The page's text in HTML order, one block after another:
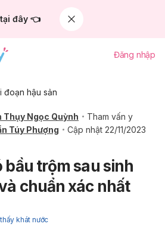
đây 👈
Đăng nhập
đoạn hậu sản
Thụy Ngọc Quỳnh
Tham vấn y
Túy Phượng Cập nhật 22/11/2023
bầu trộm sau sinh
chuẩn xác nhất
khát nước